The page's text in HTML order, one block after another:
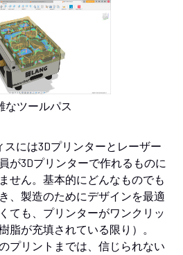
なツールパス
スには3Dプリンターとレーザー
が3Dプリンターで作れるものに
せん。基本的にどんなものでも
、製造のためにデザインを最適
ても、プリンターがワンクリッ
脂が充填されている限り）。
プリントまでは、信じられない